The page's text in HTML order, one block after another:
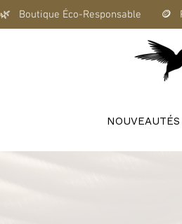
🌿   Boutique Éco-Responsable       🪙
NOUVEAUTÉS